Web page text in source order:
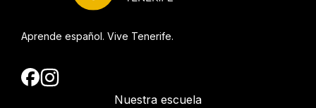
Aprende español. Vive Tenerife.
Nuestra escuela